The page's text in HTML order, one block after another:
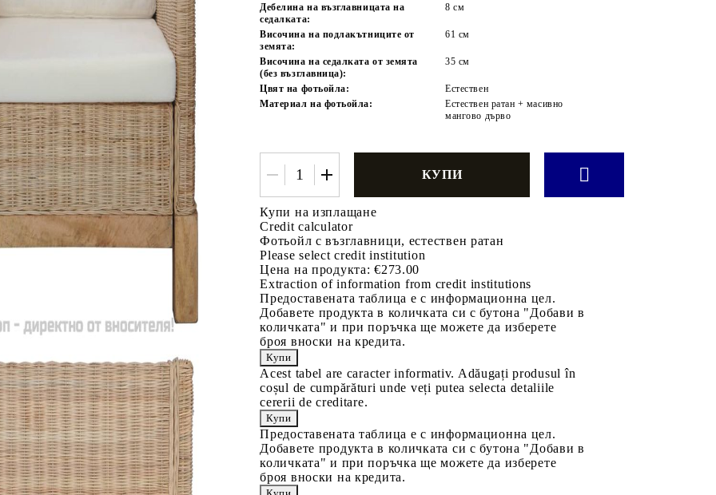
Дебелина на възглавницата на
седалката:
8 см
Височина на подлакътниците от
земята:
61 см
Височина на седалката от земята
(без възглавница):
35 см
Цвят на фотьойла:
Естествен
Материал на фотьойла:
Естествен ратан + масивно
мангово дърво
Купи на изплащане
Credit calculator
Фотьойл с възглавници, естествен ратан
Please select credit institution
Цена на продукта: €273.00
Extraction of information from credit institutions
Предоставената таблица е с информационна цел.
Добавете продукта в количката си с бутона "Добави в
количката" и при поръчка ще можете да изберете
броя вноски на кредита.
Acest tabel are caracter informativ. Adăugați produsul în
coșul de cumpărături unde veți putea selecta detaliile
cererii de creditare.
Предоставената таблица е с информационна цел.
Добавете продукта в количката си с бутона "Добави в
количката" и при поръчка ще можете да изберете
броя вноски на кредита.